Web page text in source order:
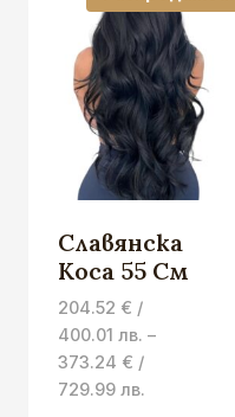
Славянска
Коса 55 См
204.52 € /
400.01 лв. –
373.24 € /
729.99 лв.Price